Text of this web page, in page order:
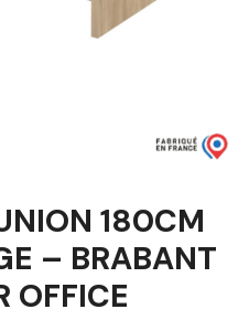
180CM
– BRABANT
OFFICE